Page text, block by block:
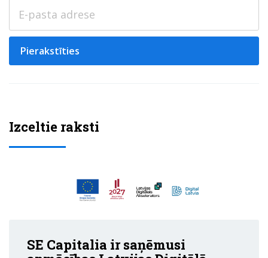
Pierakstīties
Izceltie raksti
SE Capitalia ir saņēmusi